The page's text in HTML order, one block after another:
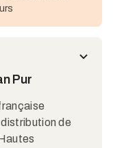
Pur
de